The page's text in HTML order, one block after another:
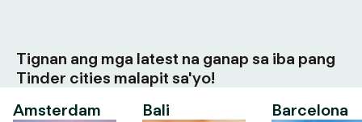
Tignan ang mga latest na ganap sa iba pang
Tinder cities malapit sa'yo!
Amsterdam
Bali Barcelona